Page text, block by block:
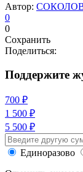
Автор: СОКОЛОВ
0
0
Сохранить
Поделиться:
Поддержите
700 ₽
1 500 ₽
5 500 ₽
Единоразово